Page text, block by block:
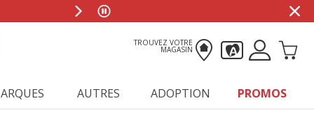
TROUVEZ VOTRE
MAGASIN
AUTRES ADOPTION PROMOS